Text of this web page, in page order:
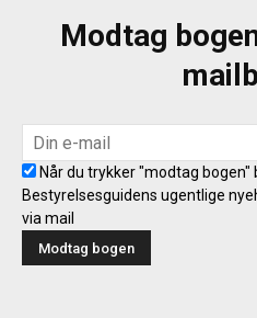
Modtag
Når du trykker "modtag
Bestyrelsesguidens ugentlige
via mail